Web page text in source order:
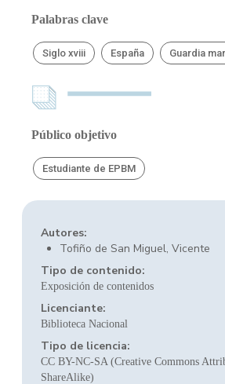
Palabras clave
Siglo xviii España Guardia
Público objetivo
Estudiante de EPBM
Autores:
Tofiño de San Miguel, Vicente
Tipo de contenido:
Exposición de contenidos
Licenciante:
Biblioteca Nacional
Tipo de licencia:
CC BY-NC-SA (Creative Commons
ShareAlike)